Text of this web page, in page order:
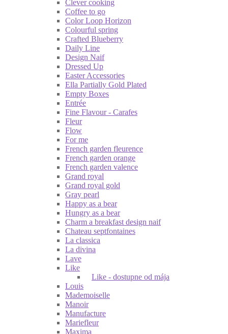
Clever cooking
Coffee to go
Color Loop Horizon
Colourful spring
Crafted Blueberry
Daily Line
Design Naif
Dressed Up
Easter Accessories
Ella Partially Gold Plated
Empty Boxes
Entrée
Fine Flavour - Carafes
Fleur
Flow
For me
French garden fleurence
French garden orange
French garden valence
Grand royal
Grand royal gold
Gray pearl
Happy as a bear
Hungry as a bear
Charm a breakfast design naif
Chateau septfontaines
La classica
La divina
Lave
Like
Like - dostupne od mája
Louis
Mademoiselle
Manoir
Manufacture
Mariefleur
Maxima